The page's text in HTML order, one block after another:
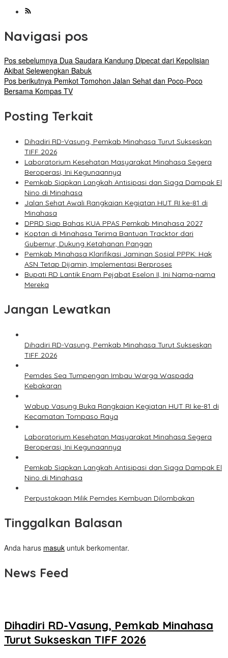
Navigasi pos
Pos sebelumnya Dua Saudara Kandung Dipecat dari Kepolisian
Akibat Selewengkan Babuk
Pos berikutnya Pemkot Tomohon Jalan Sehat dan Poco-Poco
Bersama Kompas TV
Posting Terkait
Dihadiri RD-Vasung, Pemkab Minahasa Turut Sukseskan
TIFF 2026
Laboratorium Kesehatan Masyarakat Minahasa Segera
Beroperasi, Ini Kegunaannya
Pemkab Siapkan Langkah Antisipasi dan Siaga Dampak El
Nino di Minahasa
Jalan Sehat Awali Rangkaian Kegiatan HUT RI ke-81 di
Minahasa
DPRD Siap Bahas KUA PPAS Pemkab Minahasa 2027
Koptan di Minahasa Terima Bantuan Tracktor dari
Gubernur, Dukung Ketahanan Pangan
Pemkab Minahasa Klarifikasi Jaminan Sosial PPPK: Hak
ASN Tetap Dijamin, Implementasi Berproses
Bupati RD Lantik Enam Pejabat Eselon II, Ini Nama-nama
Mereka
Jangan Lewatkan
Dihadiri RD-Vasung, Pemkab Minahasa Turut Sukseskan
TIFF 2026
Pemdes Sea Tumpengan Imbau Warga Waspada
Kebakaran
Wabup Vasung Buka Rangkaian Kegiatan HUT RI ke-81 di
Kecamatan Tompaso Raya
Laboratorium Kesehatan Masyarakat Minahasa Segera
Beroperasi, Ini Kegunaannya
Pemkab Siapkan Langkah Antisipasi dan Siaga Dampak El
Nino di Minahasa
Perpustakaan Milik Pemdes Kembuan Dilombakan
Tinggalkan Balasan
Anda harus masuk untuk berkomentar.
News Feed
Dihadiri RD-Vasung, Pemkab Minahasa
Turut Sukseskan TIFF 2026